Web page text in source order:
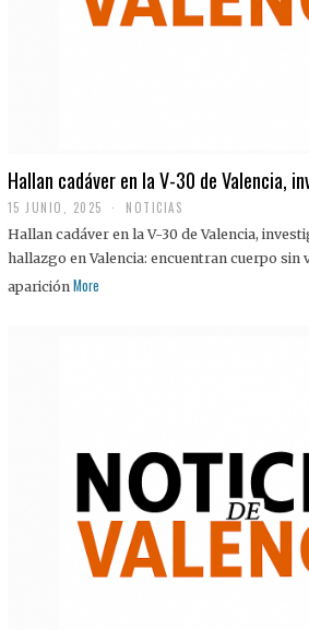
Hallan cadáver en la V-30 de Valencia,
15 JUNIO, 2025 NOTICIAS
Hallan cadáver en la V-30 de Valencia,
hallazgo en Valencia: encuentran cuerpo sin
aparición More